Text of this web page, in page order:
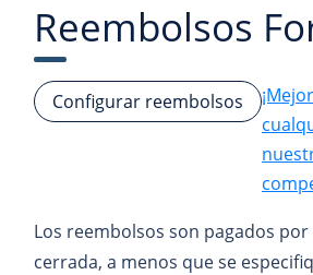
Reembolsos
Configurar reembolsos
Los reembolsos son pagados
cerrada, a menos que se